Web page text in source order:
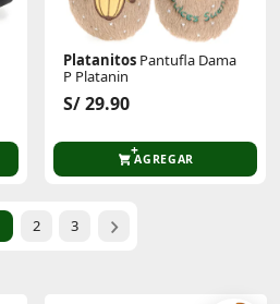
Platanitos Pantufla Dama
P Platanin
S/ 29.90
AGREGAR
2 3